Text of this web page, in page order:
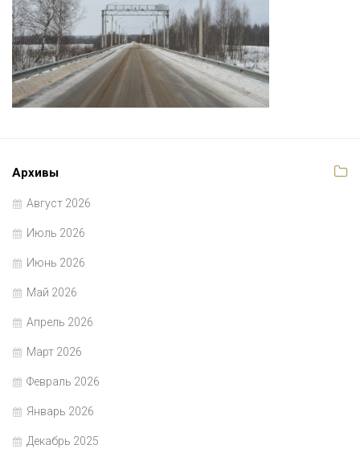
Архивы
Август 2026
Июль 2026
Июнь 2026
Май 2026
Апрель 2026
Март 2026
Февраль 2026
Январь 2026
Декабрь 2025